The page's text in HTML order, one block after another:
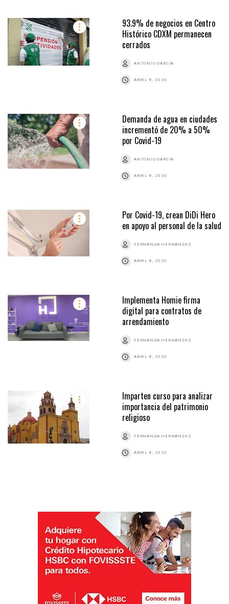
93.9% de negocios en Centro
Histórico CDXM permanecen
cerrados
ANTONIO GARCÍA
ABRIL 8, 2020
Demanda de agua en ciudades
incrementó de 20% a 50%
por Covid-19
ANTONIO GARCÍA
ABRIL 8, 2020
Por Covid-19, crean DiDi Hero
en apoyo al personal de la salud
FERNANDA HERNÁNDEZ
ABRIL 8, 2020
Implementa Homie firma
digital para contratos de
arrendamiento
FERNANDA HERNÁNDEZ
ABRIL 8, 2020
Imparten curso para analizar
importancia del patrimonio
religioso
FERNANDA HERNÁNDEZ
ABRIL 8, 2020